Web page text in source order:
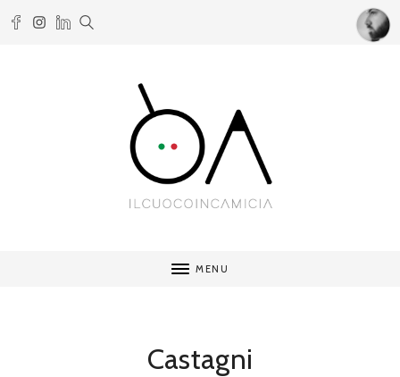
MENU
Castagni